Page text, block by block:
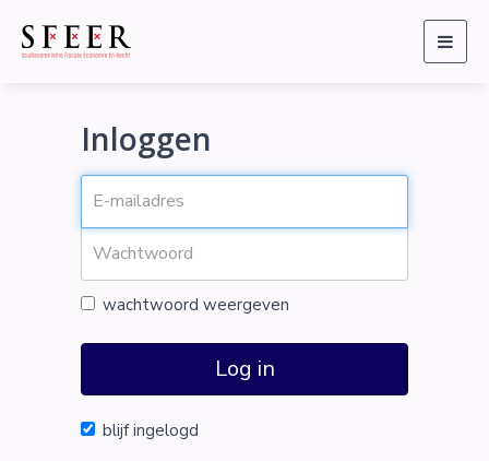
Inloggen
wachtwoord weergeven
Log in
blijf ingelogd